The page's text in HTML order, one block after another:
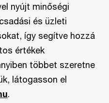
nyújt minőségi
és üzleti
így segítve hozzá
értékek
többet szeretne
látogasson el
.